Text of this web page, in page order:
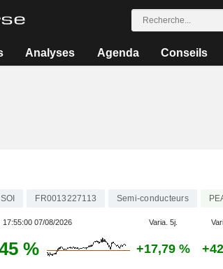
Analyses Agenda Conseils
SOI FR0013227113 Semi-conducteurs
17:55:00 07/08/2026 Varia. 5j.
% +17,79 %